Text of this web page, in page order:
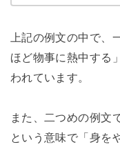
上記の例文の中で、
ほど物事に熱中する
われています。
また、二つめの例文
という意味で「身を